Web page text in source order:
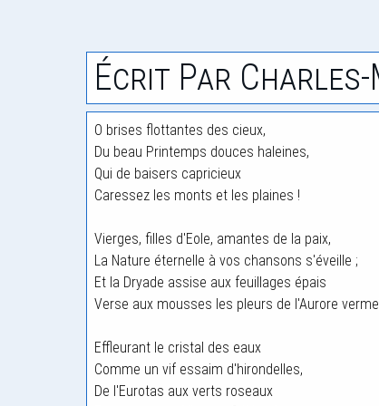
Écrit Par Charles-
O brises flottantes des cieux,
Du beau Printemps douces haleines,
Qui de baisers capricieux
Caressez les monts et les plaines !
Vierges, filles d'Eole, amantes de la paix,
La Nature éternelle à vos chansons s'éveille ;
Et la Dryade assise aux feuillages épais
Verse aux mousses les pleurs de l'Aurore
Effleurant le cristal des eaux
Comme un vif essaim d'hirondelles,
De l'Eurotas aux verts roseaux